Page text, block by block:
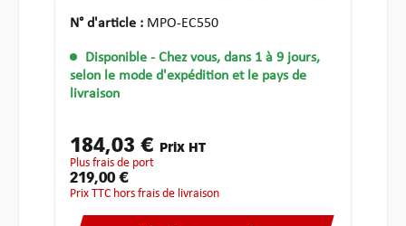
N° d'article : MPO-EC550
Disponible - Chez vous, dans 1 à 9 jours,
selon le mode d'expédition et le pays de
livraison
184,03 € Prix HT
plus frais de port
219,00 €
Prix TTC hors frais de livraison